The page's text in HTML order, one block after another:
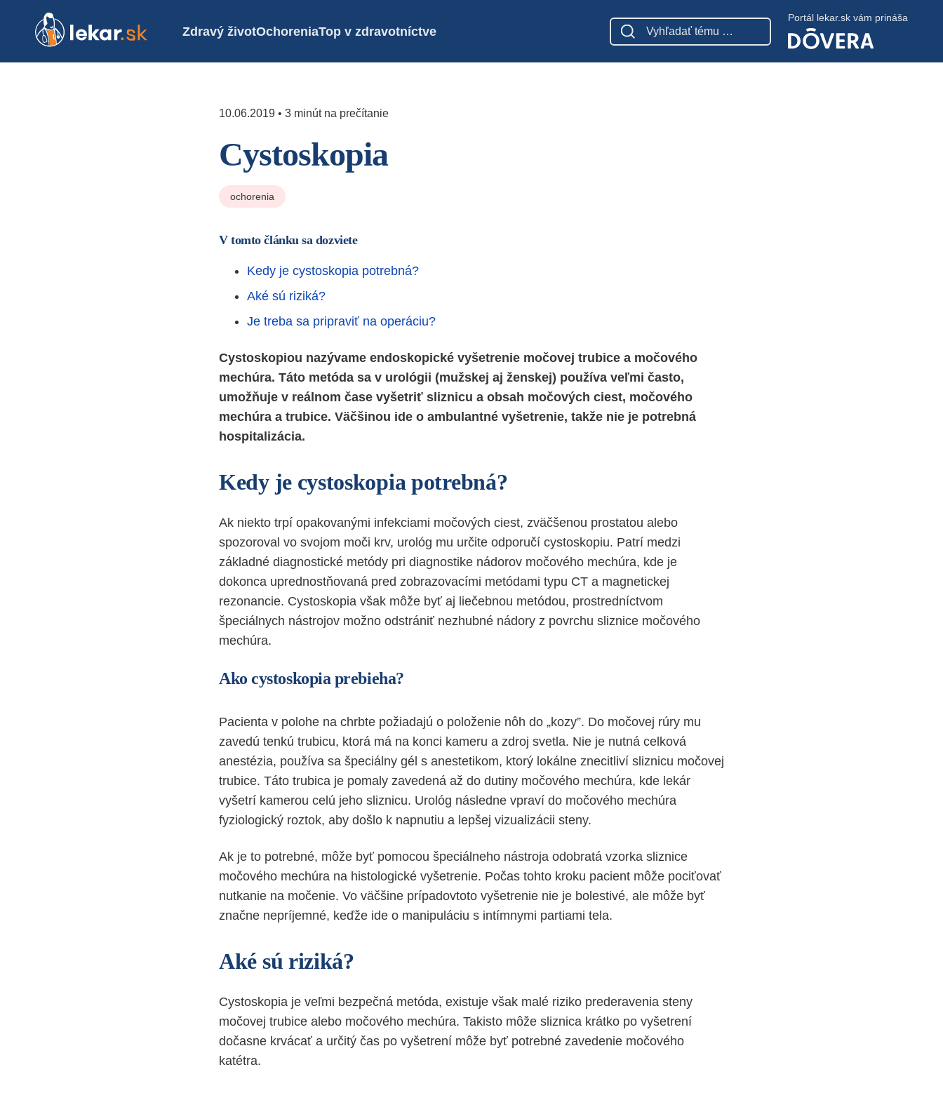
Zdravý životOchoreniaTop v zdravotníctve
Portál lekar.sk vám prináša
10.06.2019 • 3 minút na prečítanie
Cystoskopia
ochorenia
V tomto článku sa dozviete
Kedy je cystoskopia potrebná?
Aké sú riziká?
Je treba sa pripraviť na operáciu?
Cystoskopiou nazývame endoskopické vyšetrenie močovej trubice a močového
mechúra. Táto metóda sa v urológii (mužskej aj ženskej) používa veľmi často,
umožňuje v reálnom čase vyšetriť sliznicu a obsah močových ciest, močového
mechúra a trubice. Väčšinou ide o ambulantné vyšetrenie, takže nie je potrebná
hospitalizácia.
Kedy je cystoskopia potrebná?
Ak niekto trpí opakovanými infekciami močových ciest, zväčšenou prostatou alebo
spozoroval vo svojom moči krv, urológ mu určite odporučí cystoskopiu. Patrí medzi
základné diagnostické metódy pri diagnostike nádorov močového mechúra, kde je
dokonca uprednostňovaná pred zobrazovacími metódami typu CT a magnetickej
rezonancie. Cystoskopia však môže byť aj liečebnou metódou, prostredníctvom
špeciálnych nástrojov možno odstrániť nezhubné nádory z povrchu sliznice močového
mechúra.
Ako cystoskopia prebieha?
Pacienta v polohe na chrbte požiadajú o položenie nôh do „kozy”. Do močovej rúry mu
zavedú tenkú trubicu, ktorá má na konci kameru a zdroj svetla. Nie je nutná celková
anestézia, používa sa špeciálny gél s anestetikom, ktorý lokálne znecitliví sliznicu močovej
trubice. Táto trubica je pomaly zavedená až do dutiny močového mechúra, kde lekár
vyšetrí kamerou celú jeho sliznicu. Urológ následne vpraví do močového mechúra
fyziologický roztok, aby došlo k napnutiu a lepšej vizualizácii steny.
Ak je to potrebné, môže byť pomocou špeciálneho nástroja odobratá vzorka sliznice
močového mechúra na histologické vyšetrenie. Počas tohto kroku pacient môže pociťovať
nutkanie na močenie. Vo väčšine prípadovtoto vyšetrenie nie je bolestivé, ale môže byť
značne nepríjemné, keďže ide o manipuláciu s intímnymi partiami tela.
Aké sú riziká?
Cystoskopia je veľmi bezpečná metóda, existuje však malé riziko prederavenia steny
močovej trubice alebo močového mechúra. Takisto môže sliznica krátko po vyšetrení
dočasne krvácať a určitý čas po vyšetrení môže byť potrebné zavedenie močového
katétra.